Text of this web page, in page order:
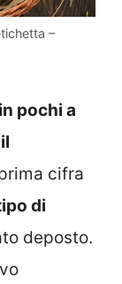
–
in pochi a
cifra
di
deposto.